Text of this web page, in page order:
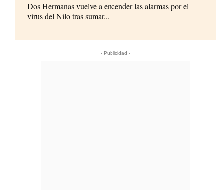
Dos Hermanas vuelve a encender las alarmas por el
virus del Nilo tras sumar...
- Publicidad -